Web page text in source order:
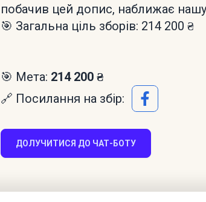
побачив цей допис, наближає
🎯 Загальна ціль зборів: 214 200 ₴
🎯 Мета: 214 200 ₴
🔗 Посилання на збір:
ДОЛУЧИТИСЯ ДО ЧАТ-БОТУ